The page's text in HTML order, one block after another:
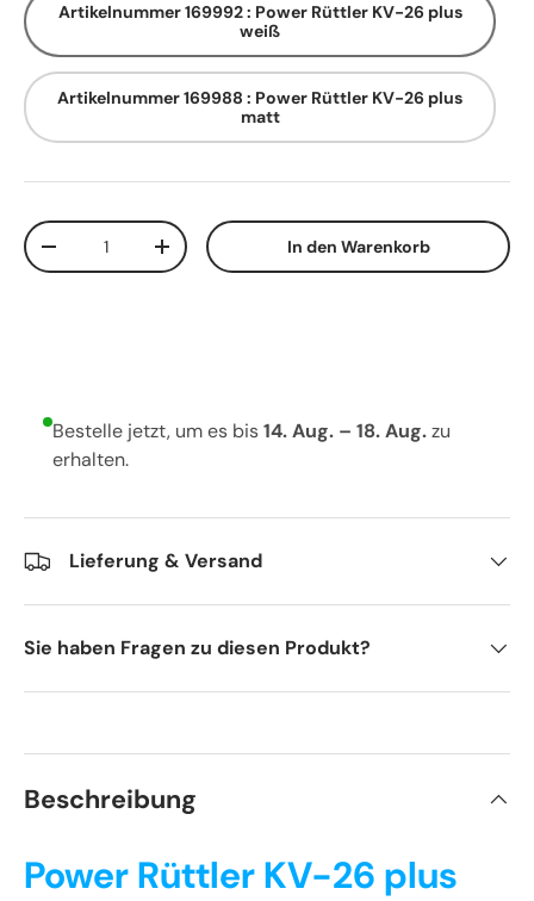
Artikelnummer 169992 : Power Rüttler KV-26 plus
weiß
Artikelnummer 169988 : Power Rüttler KV-26 plus
matt
Anzahl
Menge verringernMenge erhöhen In den Warenkorb
Bestelle jetzt, um es bis14. Aug. – 18. Aug.zu
erhalten.
Lieferung & Versand
Sie haben Fragen zu diesen Produkt?
Beschreibung
Power Rüttler KV-26 plus